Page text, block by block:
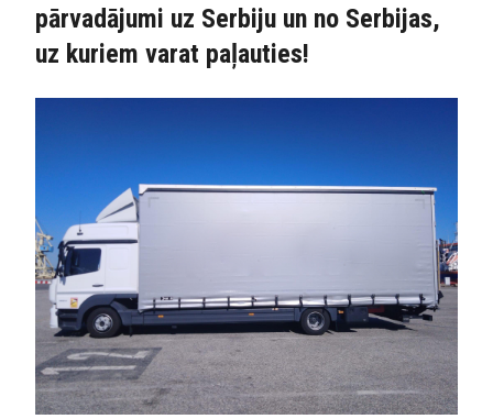
pārvadājumi uz Serbiju un no Serbijas,
uz kuriem varat paļauties!